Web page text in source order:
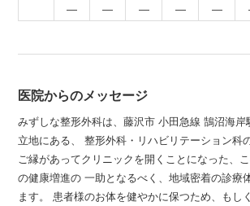
―
― ― ― ―
医院からのメッセージ
みずしな整形外科は、藤沢市 小田急線 鵠沼海
立地にある、 整形外科・リハビリテーション科
ご縁があってクリニックを開くことになった、
の健康増進の 一助となるべく、地域密着の診療
ます。 患者様のお体を健やかに保つため、もし